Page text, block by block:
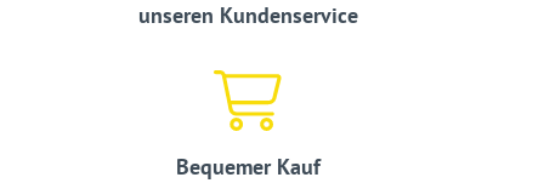
unseren Kundenservice
Bequemer Kauf